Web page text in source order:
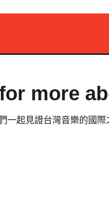
more
一起見證台灣音樂的國際